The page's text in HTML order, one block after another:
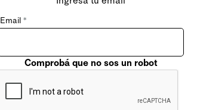
Email *
Comprobá que no sos un robot